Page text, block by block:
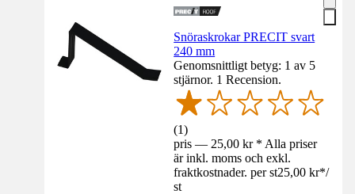
Snöraskrokar PRECIT svart
240 mm
Genomsnittligt betyg: 1 av 5
stjärnor. 1 Recension.
(1)
pris — 25,00 kr * Alla priser
är inkl. moms och exkl.
fraktkostnader. per st25,00 kr*/
st